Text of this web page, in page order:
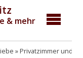
& mehr
Privatzimmer und